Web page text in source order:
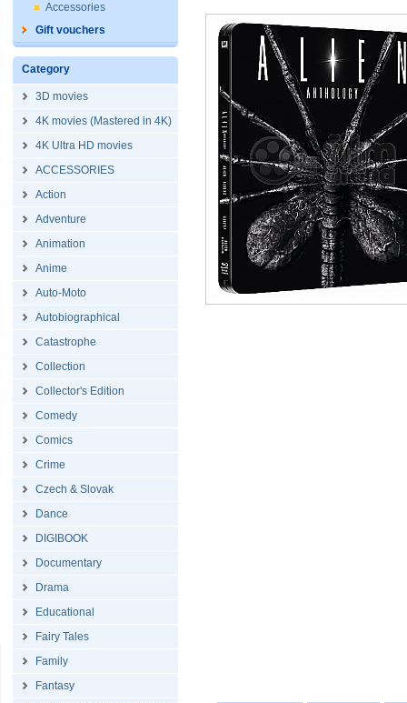
Accessories
Gift vouchers
Category
3D movies
4K movies (Mastered in 4K)
4K Ultra HD movies
ACCESSORIES
Action
Adventure
Animation
Anime
Auto-Moto
Autobiographical
Catastrophe
Collection
Collector's Edition
Comedy
Comics
Crime
Czech & Slovak
Dance
DIGIBOOK
Documentary
Drama
Educational
Fairy Tales
Family
Fantasy